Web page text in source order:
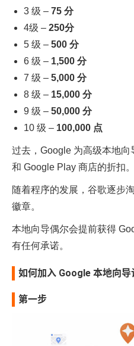
3 级 – 75 分
4级 – 250分
5 级 – 500 分
6 级 – 1,500 分
7 级 – 5,000 分
8 级 – 15,000 分
9 级 – 50,000 分
10 级 – 100,000 点
过去，Google 为高级本地
和 Google Play 商店的折扣。
随着程序的发展，谷歌逐步
徽章。
本地向导偶尔会提前获得
有任何承诺。
如何加入 Google 本地向导
第一步